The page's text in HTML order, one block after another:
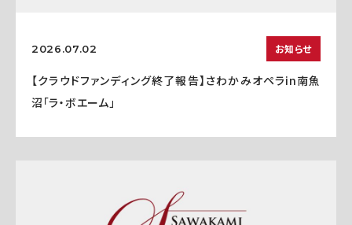
2026.07.02 お知らせ
【クラウドファンディング終了報告】さわかみオペラin南魚
沼「ラ・ボエーム」